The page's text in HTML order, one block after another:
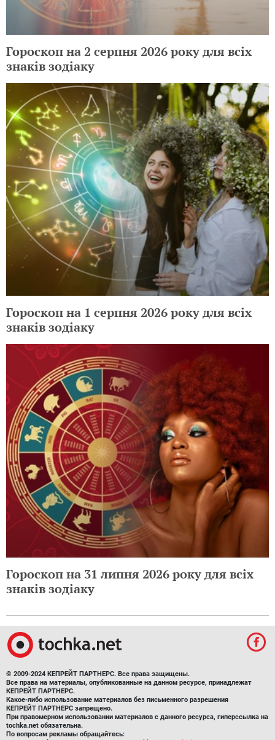
Гороскоп на 2 серпня 2026 року для всіх
знаків зодіаку
Гороскоп на 1 серпня 2026 року для всіх
знаків зодіаку
Гороскоп на 31 липня 2026 року для всіх
знаків зодіаку
© 2009-2024 КЕПРЕЙТ ПАРТНЕРС. Все права защищены.
Все права на материалы, опубликованные на данном ресурсе, принадлежат
КЕПРЕЙТ ПАРТНЕРС.
Какое-либо использование материалов без письменного разрешения
КЕПРЕЙТ ПАРТНЕРС запрещено.
При правомерном использовании материалов с данного ресурса, гиперссылка на
tochka.net обязательна.
По вопросам рекламы обращайтесь: